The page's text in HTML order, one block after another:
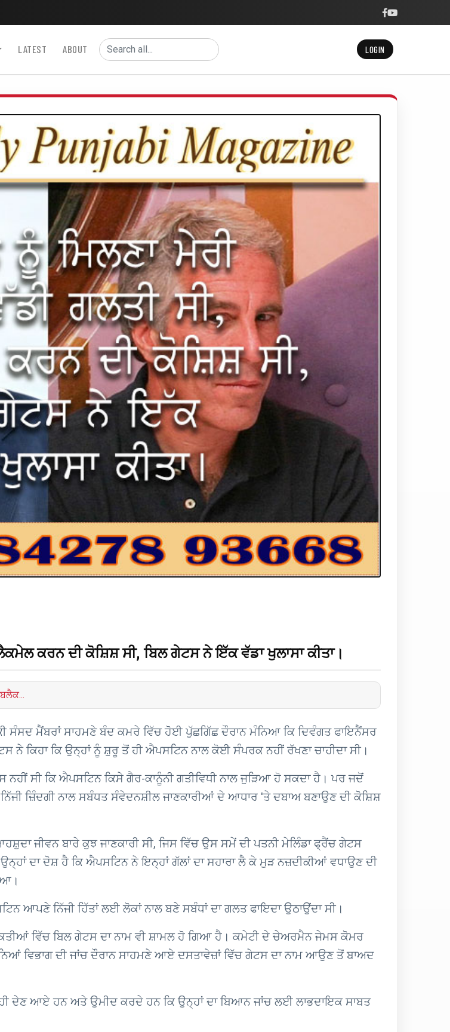
LATEST ABOUT LOGIN
ਕਰਨ ਦੀ ਕੋਸ਼ਿਸ਼ ਸੀ, ਬਿਲ ਗੇਟਸ ਨੇ ਇੱਕ ਵੱਡਾ ਖੁਲਾਸਾ ਕੀਤਾ।
ਸੰਸਦ ਮੈਂਬਰਾਂ ਸਾਹਮਣੇ ਬੰਦ ਕਮਰੇ ਵਿੱਚ ਹੋਈ ਪੁੱਛਗਿੱਛ ਦੌਰਾਨ ਮੰਨਿਆ ਕਿ ਦਿਵੰਗਤ ਫਾਇਨੈਂਸਰ
ਨੇ ਕਿਹਾ ਕਿ ਉਨ੍ਹਾਂ ਨੂੰ ਸ਼ੁਰੂ ਤੋਂ ਹੀ ਐਪਸਟਿਨ ਨਾਲ ਕੋਈ ਸੰਪਰਕ ਨਹੀਂ ਰੱਖਣਾ ਚਾਹੀਦਾ ਸੀ।
ਸੀ ਕਿ ਐਪਸਟਿਨ ਕਿਸੇ ਗੈਰ-ਕਾਨੂੰਨੀ ਗਤੀਵਿਧੀ ਨਾਲ ਜੁੜਿਆ ਹੋ ਸਕਦਾ ਹੈ। ਪਰ ਜਦੋਂ
ਜ਼ਿੰਦਗੀ ਨਾਲ ਸਬੰਧਤ ਸੰਵੇਦਨਸ਼ੀਲ ਜਾਣਕਾਰੀਆਂ ਦੇ ਆਧਾਰ 'ਤੇ ਦਬਾਅ ਬਣਾਉਣ ਦੀ ਕੋਸ਼ਿਸ਼
ਜੀਵਨ ਬਾਰੇ ਕੁਝ ਜਾਣਕਾਰੀ ਸੀ, ਜਿਸ ਵਿੱਚ ਉਸ ਸਮੇਂ ਦੀ ਪਤਨੀ ਮੇਲਿੰਡਾ ਫ੍ਰੈਂਚ ਗੇਟਸ
ਦਾ ਦੋਸ਼ ਹੈ ਕਿ ਐਪਸਟਿਨ ਨੇ ਇਨ੍ਹਾਂ ਗੱਲਾਂ ਦਾ ਸਹਾਰਾ ਲੈ ਕੇ ਮੁੜ ਨਜ਼ਦੀਕੀਆਂ ਵਧਾਉਣ ਦੀ
ਆਪਣੇ ਨਿੱਜੀ ਹਿੱਤਾਂ ਲਈ ਲੋਕਾਂ ਨਾਲ ਬਣੇ ਸਬੰਧਾਂ ਦਾ ਗਲਤ ਫਾਇਦਾ ਉਠਾਉਂਦਾ ਸੀ।
ਵਿੱਚ ਬਿਲ ਗੇਟਸ ਦਾ ਨਾਮ ਵੀ ਸ਼ਾਮਲ ਹੋ ਗਿਆ ਹੈ। ਕਮੇਟੀ ਦੇ ਚੇਅਰਮੈਨ ਜੇਮਸ ਕੋਮਰ
ਵਿਭਾਗ ਦੀ ਜਾਂਚ ਦੌਰਾਨ ਸਾਹਮਣੇ ਆਏ ਦਸਤਾਵੇਜ਼ਾਂ ਵਿੱਚ ਗੇਟਸ ਦਾ ਨਾਮ ਆਉਣ ਤੋਂ ਬਾਅਦ
ਦੇਣ ਆਏ ਹਨ ਅਤੇ ਉਮੀਦ ਕਰਦੇ ਹਨ ਕਿ ਉਨ੍ਹਾਂ ਦਾ ਬਿਆਨ ਜਾਂਚ ਲਈ ਲਾਭਦਾਇਕ ਸਾਬਤ